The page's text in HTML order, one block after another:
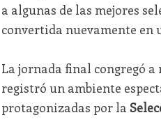
a algunas de las mejores
convertida nuevamente en
La jornada final congregó a
registró un ambiente
protagonizadas por la